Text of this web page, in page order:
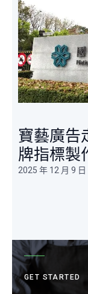
寶藝廣告
牌指標製
2025 年 12 月 9 日
GET STARTED